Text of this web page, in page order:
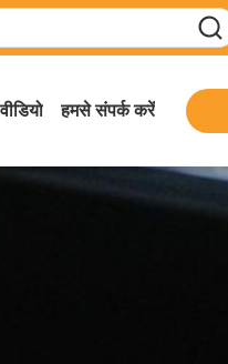
वीडियो हमसे संपर्क करें